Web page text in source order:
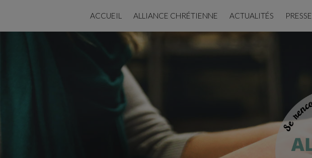
ACCUEIL ALLIANCE CHRÉTIENNE ACTUALITÉS PRESSE